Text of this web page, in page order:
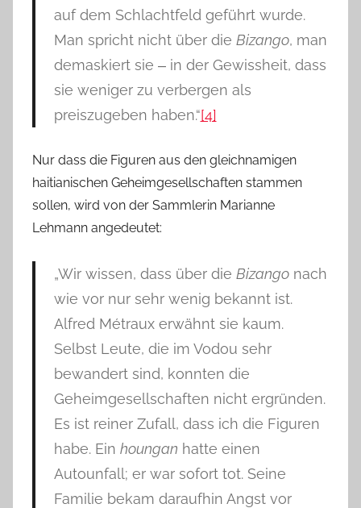
auf dem Schlachtfeld geführt wurde.
Man spricht nicht über die Bizango, man
demaskiert sie ‒ in der Gewissheit, dass
sie weniger zu verbergen als
preiszugeben haben.“[4]
Nur dass die Figuren aus den gleichnamigen
haitianischen Geheimgesellschaften stammen
sollen, wird von der Sammlerin Marianne
Lehmann angedeutet:
„Wir wissen, dass über die Bizangonach
wie vor nur sehr wenig bekannt ist.
Alfred Métraux erwähnt sie kaum.
Selbst Leute, die im Vodou sehr
bewandert sind, konnten die
Geheimgesellschaften nicht ergründen.
Es ist reiner Zufall, dass ich die Figuren
habe. Ein houngan hatte einen
Autounfall; er war sofort tot. Seine
Familie bekam daraufhin Angst vor